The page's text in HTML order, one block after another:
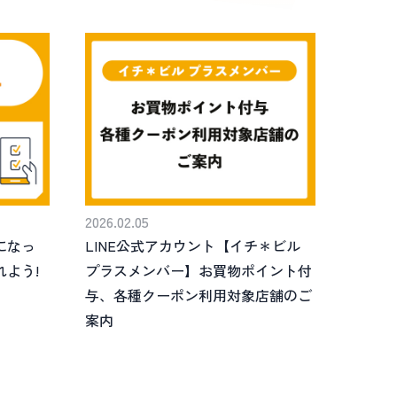
なっ
よう!
2026.02.05
LINE公式アカウント【イチ＊ビル
プラスメンバー】お買物ポイント付
与、各種クーポン利用対象店舗のご
案内